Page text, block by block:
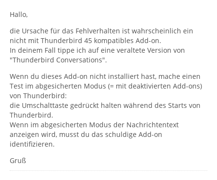
Hallo,
die Ursache für das Fehlverhalten ist wahrscheinlich ein
nicht mit Thunderbird 45 kompatibles Add-on.
In deinem Fall tippe ich auf eine veraltete Version von
"Thunderbird Conversations".
Wenn du dieses Add-on nicht installiert hast, mache einen
Test im abgesicherten Modus (= mit deaktivierten Add-ons)
von Thunderbird:
die Umschalttaste gedrückt halten während des Starts von
Thunderbird.
Wenn im abgesicherten Modus der Nachrichtentext
anzeigen wird, musst du das schuldige Add-on
identifizieren.
Gruß